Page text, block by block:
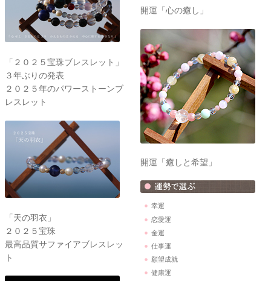
「２０２５宝珠ブレスレット」
３年ぶりの発表
２０２５年のパワーストーンブ
レスレット
「天の羽衣」
２０２５宝珠
最高品質サファイアブレスレッ
ト
開運「心の癒し」
開運「癒しと希望」
幸運
恋愛運
金運
仕事運
願望成就
健康運